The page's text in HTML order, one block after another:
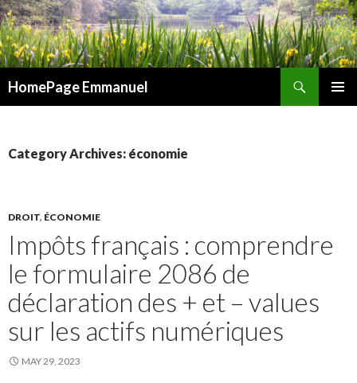
HomePage Emmanuel
Category Archives: économie
DROIT, ÉCONOMIE
Impôts français : comprendre
le formulaire 2086 de
déclaration des + et – values
sur les actifs numériques
MAY 29, 2023